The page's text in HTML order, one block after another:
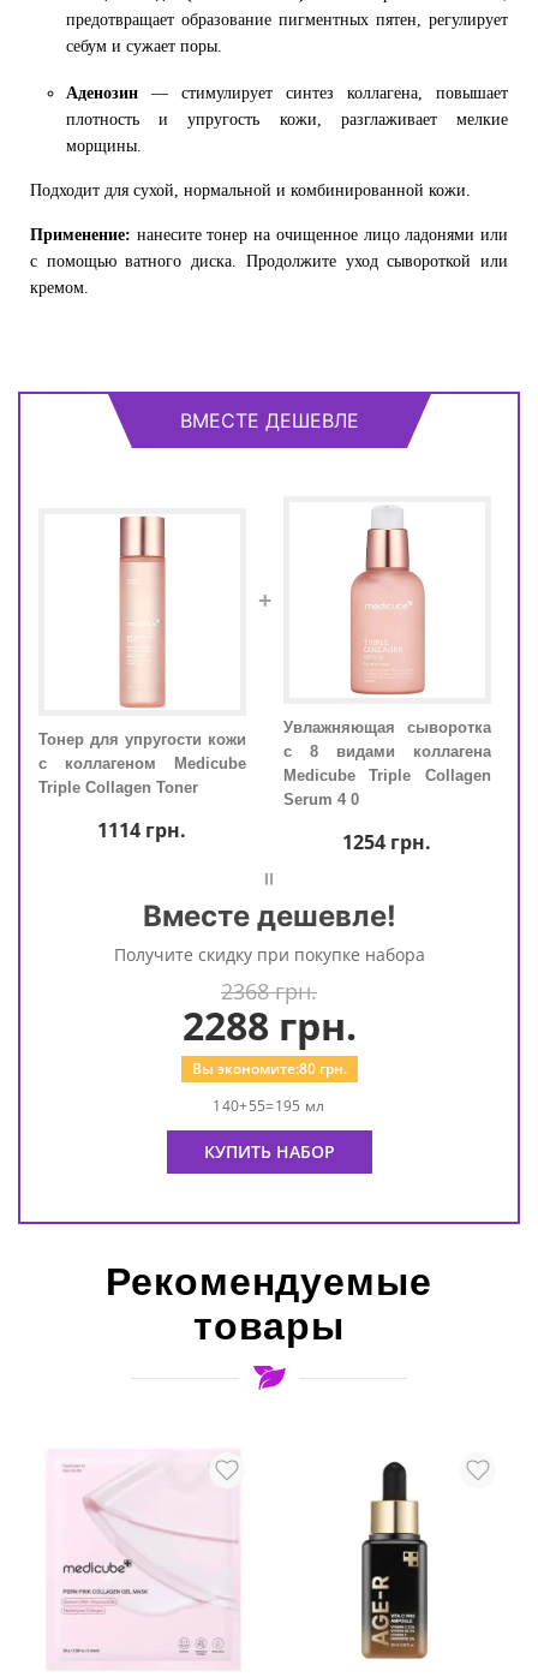
предотвращает образование пигментных пятен, регулирует
себум и сужает поры.
Аденозин — стимулирует синтез коллагена, повышает
плотность и упругость кожи, разглаживает мелкие
морщины.
Подходит для сухой, нормальной и комбинированной кожи.
Применение: нанесите тонер на очищенное лицо ладонями или
с помощью ватного диска. Продолжите уход сывороткой или
кремом.
ВМЕСТЕ ДЕШЕВЛЕ
Тонер для упругости кожи
с коллагеном Medicube
Triple Collagen Toner
1114 грн.
+
Увлажняющая сыворотка
с 8 видами коллагена
Medicube Triple Collagen
Serum 4 0
1254 грн.
=
Вместе дешевле!
Получите скидку при покупке набора
2368 грн.
2288 грн.
Вы экономите:80грн.
140+55=195 мл
КУПИТЬ НАБОР
Рекомендуемые
товары